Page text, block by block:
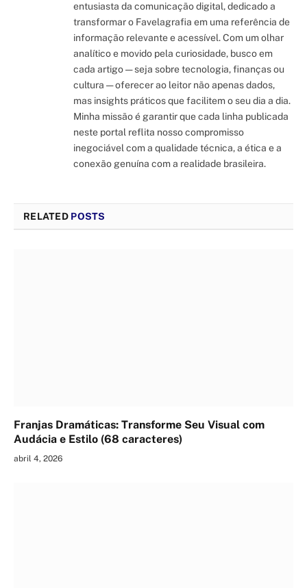
entusiasta da comunicação digital, dedicado a
transformar o Favelagrafia em uma referência de
informação relevante e acessível. Com um olhar
analítico e movido pela curiosidade, busco em
cada artigo — seja sobre tecnologia, finanças ou
cultura — oferecer ao leitor não apenas dados,
mas insights práticos que facilitem o seu dia a dia.
Minha missão é garantir que cada linha publicada
neste portal reflita nosso compromisso
inegociável com a qualidade técnica, a ética e a
conexão genuína com a realidade brasileira.
RELATED POSTS
Franjas Dramáticas: Transforme Seu Visual com
Audácia e Estilo (68 caracteres)
abril 4, 2026